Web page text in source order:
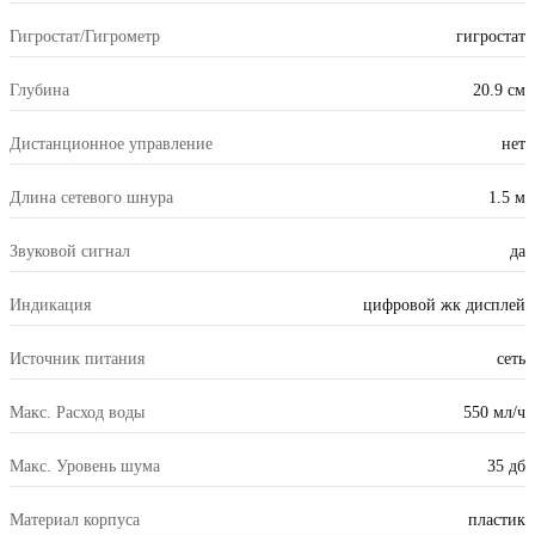
Гигростат/Гигрометр гигростат
Глубина 20.9 см
Дистанционное управление нет
Длина сетевого шнура 1.5 м
Звуковой сигнал да
Индикация цифровой жк дисплей
Источник питания сеть
Макс. Расход воды 550 мл/ч
Макс. Уровень шума 35 дб
Материал корпуса пластик